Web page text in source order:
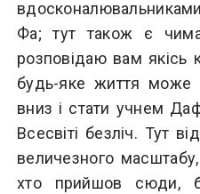
Фа; тут також є
розповідаю вам якісь
будь-яке життя може
вниз і стати учнем
Всесвіті безліч. Тут
величезного
хто прийшов сюди,